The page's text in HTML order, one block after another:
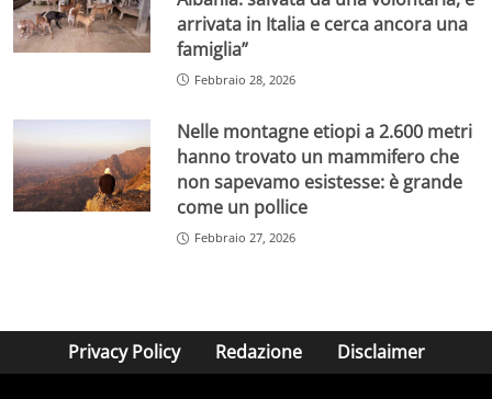
arrivata in Italia e cerca ancora una
famiglia”
Febbraio 28, 2026
Nelle montagne etiopi a 2.600 metri
hanno trovato un mammifero che
non sapevamo esistesse: è grande
come un pollice
Febbraio 27, 2026
Privacy Policy Redazione Disclaimer